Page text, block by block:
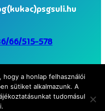
66/515-578
Gimnázium, Kollégium
hogy a honlap felhasználói
sütiket alkalmazunk. A
tudomásul